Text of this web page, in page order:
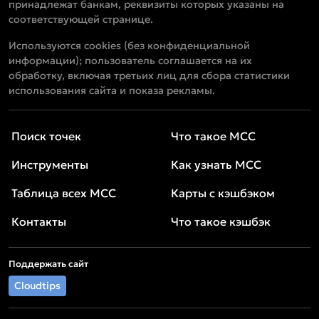
принадлежат банкам, реквизиты которых указаны на
соответствующей странице.
Используются cookies (без конфиденциальной
информации); пользователь соглашается на их
обработку, включая третьих лиц для сбора статистики
использования сайта и показа рекламы.
Поиск точек
Инструменты
Таблица всех MCC
Контакты
Что такое MCC
Как узнать MCC
Карты с кэшбэком
Что такое кэшбэк
Поддержать сайт
Cloudtips